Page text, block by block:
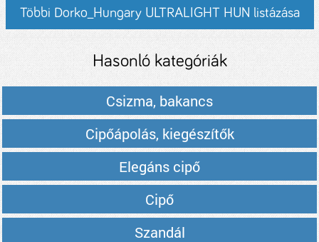
Többi Dorko_Hungary ULTRALIGHT HUN listázása
Hasonló kategóriák
Csizma, bakancs
Cipőápolás, kiegészítők
Elegáns cipő
Cipő
Szandál